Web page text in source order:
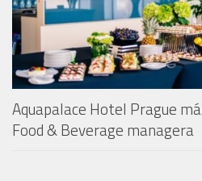
Aquapalace Hotel Prague
Food & Beverage managera